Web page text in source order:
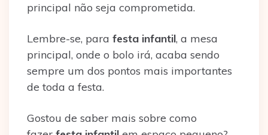
principal não seja comprometida.
Lembre-se, para festa infantil, a mesa
principal, onde o bolo irá, acaba sendo
sempre um dos pontos mais importantes
de toda a festa.
Gostou de saber mais sobre como